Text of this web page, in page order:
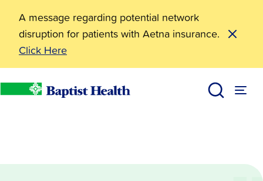
A message regarding potential network
disruption for patients with Aetna insurance.
Click Here